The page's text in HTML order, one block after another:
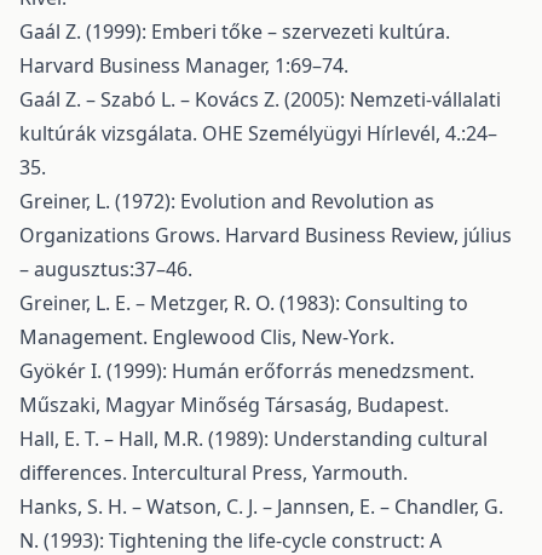
Gaál Z. (1999): Emberi tőke – szervezeti kultúra.
Harvard Business Manager, 1:69–74.
Gaál Z. – Szabó L. – Kovács Z. (2005): Nemzeti-vállalati
kultúrák vizsgálata. OHE Személyügyi Hírlevél, 4.:24–
35.
Greiner, L. (1972): Evolution and Revolution as
Organizations Grows. Harvard Business Review, július
– augusztus:37–46.
Greiner, L. E. – Metzger, R. O. (1983): Consulting to
Management. Englewood Clis, New-York.
Gyökér I. (1999): Humán erőforrás menedzsment.
Műszaki, Magyar Minőség Társaság, Budapest.
Hall, E. T. – Hall, M.R. (1989): Understanding cultural
differences. Intercultural Press, Yarmouth.
Hanks, S. H. – Watson, C. J. – Jannsen, E. – Chandler, G.
N. (1993): Tightening the life-cycle construct: A